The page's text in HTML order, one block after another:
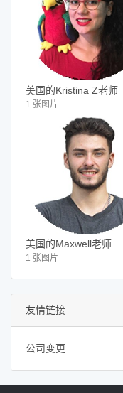
美国的Kristina Z老师
1 张图片
美国的Maxwell老师
1 张图片
友情链接
公司变更